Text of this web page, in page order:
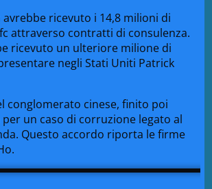
avrebbe ricevuto i 14,8 milioni di
attraverso contratti di consulenza.
ricevuto un ulteriore milione di
negli Stati Uniti Patrick
conglomerato cinese, finito poi
un caso di corruzione legato al
Questo accordo riporta le firme